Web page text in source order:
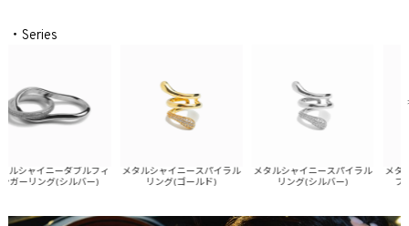
・Series
シャイニーダブルフィ
ーリング(シルバー)
メタルシャイニースパイラル
リング(ゴールド)
メタルシャイニースパイラル
リング(シルバー)
メタル
ブレ